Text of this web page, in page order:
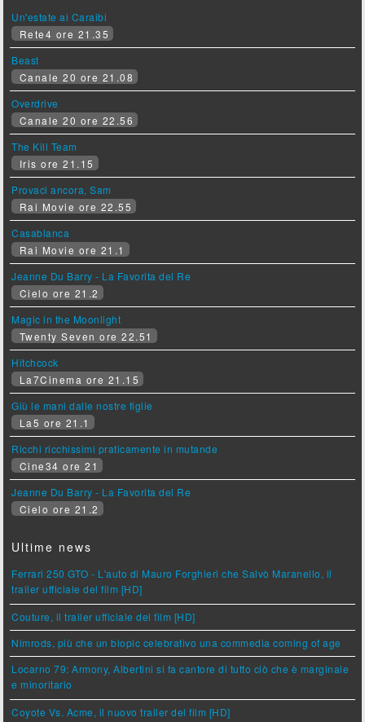
Un'estate ai Caraibi
Rete4 ore 21.35
Beast
Canale 20 ore 21.08
Overdrive
Canale 20 ore 22.56
The Kill Team
Iris ore 21.15
Provaci ancora, Sam
Rai Movie ore 22.55
Casablanca
Rai Movie ore 21.1
Jeanne Du Barry - La Favorita del Re
Cielo ore 21.2
Magic in the Moonlight
Twenty Seven ore 22.51
Hitchcock
La7Cinema ore 21.15
Giù le mani dalle nostre figlie
La5 ore 21.1
Ricchi ricchissimi praticamente in mutande
Cine34 ore 21
Jeanne Du Barry - La Favorita del Re
Cielo ore 21.2
Ultime news
Ferrari 250 GTO - L'auto di Mauro Forghieri che Salvò Maranello, il
trailer ufficiale del film [HD]
Couture, il trailer ufficiale del film [HD]
Nimrods, più che un biopic celebrativo una commedia coming of age
Locarno 79: Armony, Albertini si fa cantore di tutto ciò che è marginale
e minoritario
Coyote Vs. Acme, il nuovo trailer del film [HD]